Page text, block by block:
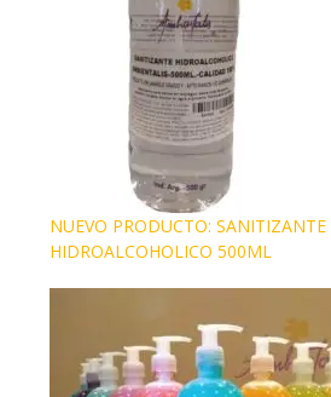
NUEVO PRODUCTO:
HIDROALCOHOLICO 500ML